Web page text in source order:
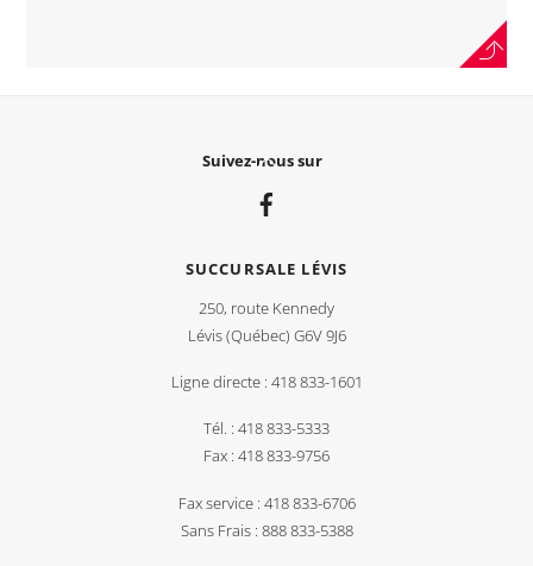
Back
Top
Suivez-nous sur
SUCCURSALE LÉVIS
250, route Kennedy
Lévis (Québec) G6V 9J6
Ligne directe : 418 833-1601
Tél. : 418 833-5333
Fax : 418 833-9756
Fax service : 418 833-6706
Sans Frais : 888 833-5388